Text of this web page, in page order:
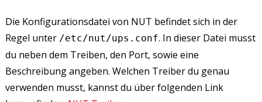
Die Konfigurationsdatei von NUT befindet sich in der
Regel unter /etc/nut/ups.conf. In dieser Datei musst
du neben dem Treiben, den Port, sowie eine
Beschreibung angeben. Welchen Treiber du genau
verwenden musst, kannst du über folgenden Link